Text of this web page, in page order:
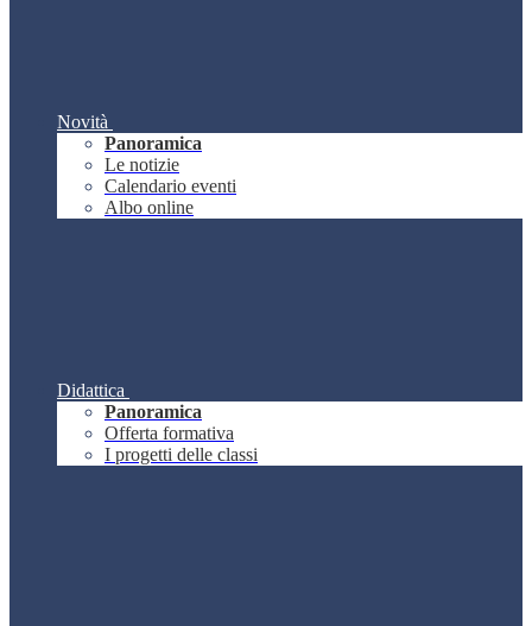
Novità
Panoramica
Le notizie
Calendario eventi
Albo online
Didattica
Panoramica
Offerta formativa
I progetti delle classi